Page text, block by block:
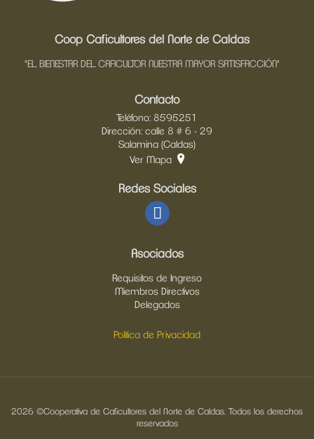
Coop Caficultores del Norte de Caldas
"EL BIENESTAR DEL CAFICULTOR NUESTRA MAYOR SATISFACCIÓN"
Contacto
Teléfono: 8595251
Dirección: calle 8 # 6 - 29
Salamina (Caldas)
Ver Mapa
Redes Sociales
Asociados
Requisitos de Ingreso
Miembros Directivos
Delegados
Política de Privacidad
2026 ©Cooperativa de Caficultores del Norte de Caldas. Todos los derechos
reservados